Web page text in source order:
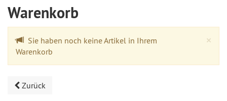
Warenkorb
×
Sie haben noch keine Artikel in Ihrem
Warenkorb
Zurück